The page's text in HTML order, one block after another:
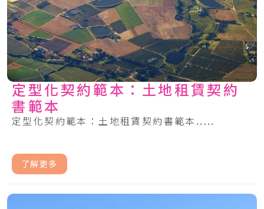
定型化契約範本：土地租賃契約
書範本
定型化契約範本：土地租賃契約書範本.....
了解更多